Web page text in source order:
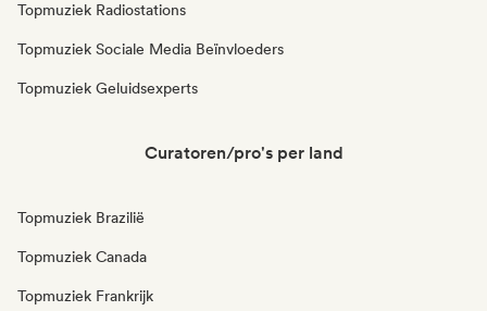
Topmuziek Radiostations
Topmuziek Sociale Media Beïnvloeders
Topmuziek Geluidsexperts
Curatoren/pro's per land
Topmuziek Brazilië
Topmuziek Canada
Topmuziek Frankrijk